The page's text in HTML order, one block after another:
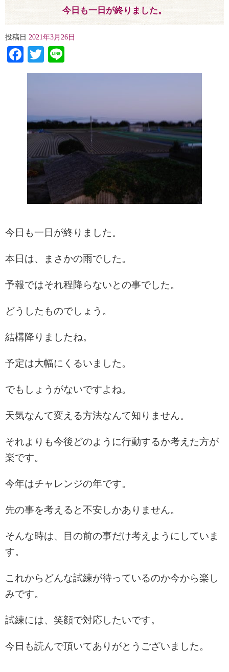
今日も一日が終りました。
投稿日 2021年3月26日
Facebook
Twitter
今日も一日が終りました。
本日は、まさかの雨でした。
予報ではそれ程降らないとの事でした。
どうしたものでしょう。
結構降りましたね。
予定は大幅にくるいました。
でもしょうがないですよね。
天気なんて変える方法なんて知りません。
それよりも今後どのように行動するか考えた方が
楽です。
今年はチャレンジの年です。
先の事を考えると不安しかありません。
そんな時は、目の前の事だけ考えようにしていま
す。
これからどんな試練が待っているのか今から楽し
みです。
試練には、笑顔で対応したいです。
今日も読んで頂いてありがとうございました。